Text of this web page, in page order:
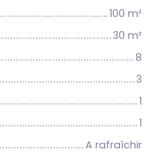
100 m²
30 m²
8
3
1
1
A rafraîchir